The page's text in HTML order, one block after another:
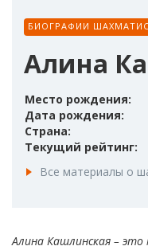
БИОГРАФИИ
Алина
Место рождения:
Дата рождения:
Страна:
Текущий рейтинг:
Все материалы о
Алина Кашлинская –